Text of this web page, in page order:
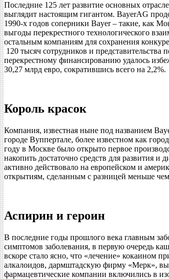
Последние 125 лет развитие основных
выглядит настоящим гигантом. BayerAG
1990-х годов соперники Bayer – такие, как
выгоды перекрестного технологического
остальным компаниям для сохранения
120 тысяч сотрудников и
перекрестному финансированию удалось
30,27 млрд евро, сократившись всего на 2,2%.
Король красок
Компания, известная ныне под названием
городе Вуппертале, более известном как
году в Москве было открыто первое
накопить достаточно средств для развития
активно действовало на европейском и
открытиям, сделанным с разницей меньше
Аспирин и героин
В последние годы прошлого века главным
симптомов заболевания, в первую очередь
вскоре стало ясно, что «лечение» кокаином
алкалоидов, дармштадскую фирму «Мерк»,
фармацевтические компании включились в